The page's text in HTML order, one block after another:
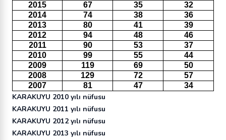
2015
67 35
32
2014
74 38
36
2013
80 41
39
2012
94 48
46
2011
90 53
37
2010
99 55
44
2009
119 69
50
2008
129 72
57
2007
81 47 34
KARAKUYU 2010 yılı nüfusu
KARAKUYU 2011 yılı nüfusu
KARAKUYU 2012 yılı nüfusu
KARAKUYU 2013 yılı nüfusu